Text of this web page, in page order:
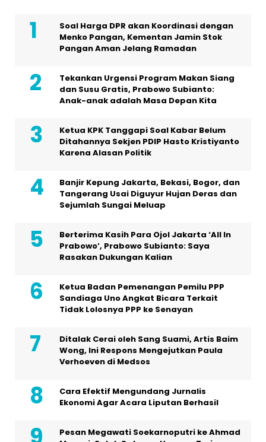
Soal Harga DPR akan Koordinasi dengan
Menko Pangan, Kementan Jamin Stok
Pangan Aman Jelang Ramadan
Tekankan Urgensi Program Makan Siang
dan Susu Gratis, Prabowo Subianto:
Anak-anak adalah Masa Depan Kita
Ketua KPK Tanggapi Soal Kabar Belum
Ditahannya Sekjen PDIP Hasto Kristiyanto
Karena Alasan Politik
Banjir Kepung Jakarta, Bekasi, Bogor, dan
Tangerang Usai Diguyur Hujan Deras dan
Sejumlah Sungai Meluap
Berterima Kasih Para Ojol Jakarta ‘All In
Prabowo’, Prabowo Subianto: Saya
Rasakan Dukungan Kalian
Ketua Badan Pemenangan Pemilu PPP
Sandiaga Uno Angkat Bicara Terkait
Tidak Lolosnya PPP ke Senayan
Ditalak Cerai oleh Sang Suami, Artis Baim
Wong, Ini Respons Mengejutkan Paula
Verhoeven di Medsos
Cara Efektif Mengundang Jurnalis
Ekonomi Agar Acara Liputan Berhasil
Pesan Megawati Soekarnoputri ke Ahmad